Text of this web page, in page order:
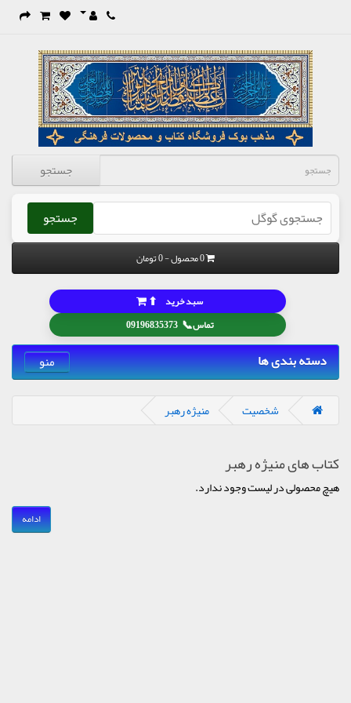
جستجو
جستجو
0 محصول - 0 تومان
تماس📞
09196835373
سبد خرید ⬆
دسته بندی ها منو
شخصیت منیژه رهبر
کتاب های منیژه رهبر
هیچ محصولی در لیست وجود ندارد.
ادامه